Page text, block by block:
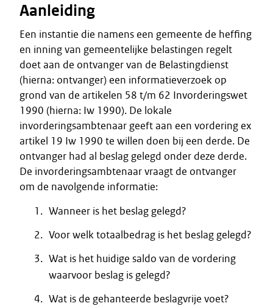
Aanleiding
Een instantie die namens een gemeente de heffing
en inning van gemeentelijke belastingen regelt
doet aan de ontvanger van de Belastingdienst
(hierna: ontvanger) een informatieverzoek op
grond van de artikelen 58 t/m 62 Invorderingswet
1990 (hierna: Iw 1990). De lokale
invorderingsambtenaar geeft aan een vordering ex
artikel 19 Iw 1990 te willen doen bij een derde. De
ontvanger had al beslag gelegd onder deze derde.
De invorderingsambtenaar vraagt de ontvanger
om de navolgende informatie:
Wanneer is het beslag gelegd?
Voor welk totaalbedrag is het beslag gelegd?
Wat is het huidige saldo van de vordering
waarvoor beslag is gelegd?
Wat is de gehanteerde beslagvrije voet?